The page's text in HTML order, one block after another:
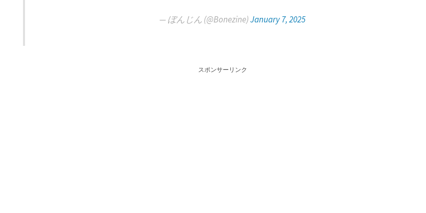
— ぼんじん (@Bonezine)January 7, 2025
スポンサーリンク